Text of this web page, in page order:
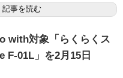
記事を読む
with対象「らくらくス
F-01L」を2月15日